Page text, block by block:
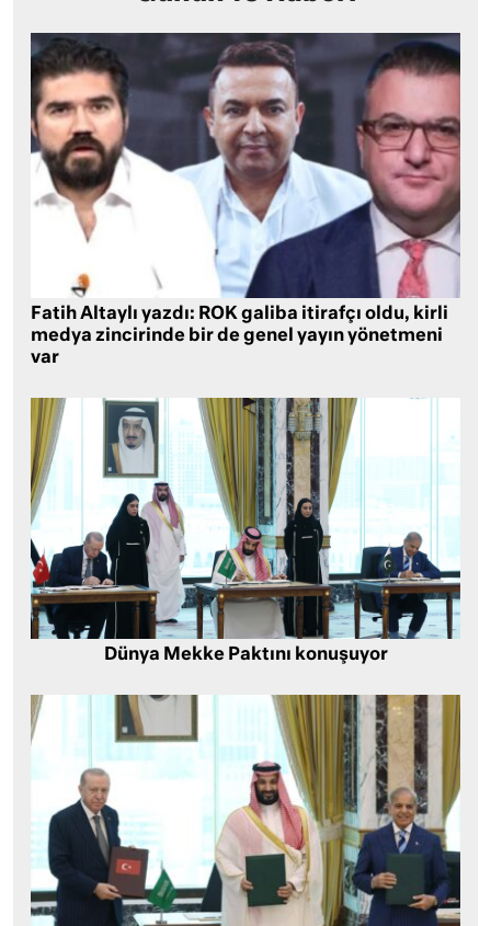
Fatih Altaylı yazdı: ROK galiba itirafçı oldu, kirli
medya zincirinde bir de genel yayın yönetmeni
var
Dünya Mekke Paktını konuşuyor